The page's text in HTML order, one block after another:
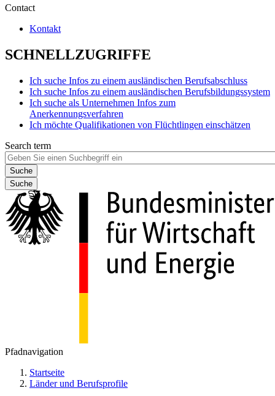
Contact
Kontakt
SCHNELLZUGRIFFE
Ich suche Infos zu einem ausländischen Berufsabschluss
Ich suche Infos zu einem ausländischen Berufsbildungssystem
Ich suche als Unternehmen Infos zum
Anerkennungsverfahren
Ich möchte Qualifikationen von Flüchtlingen einschätzen
Search term
Suche
Pfadnavigation
Startseite
Länder und Berufsprofile